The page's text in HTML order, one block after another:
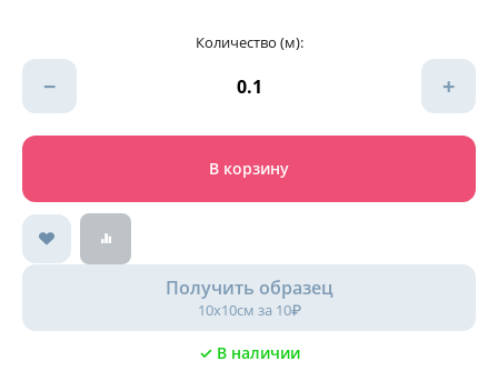
Количество (м):
− +
В корзину
Получить образец
10х10см за 10₽
✓ В наличии